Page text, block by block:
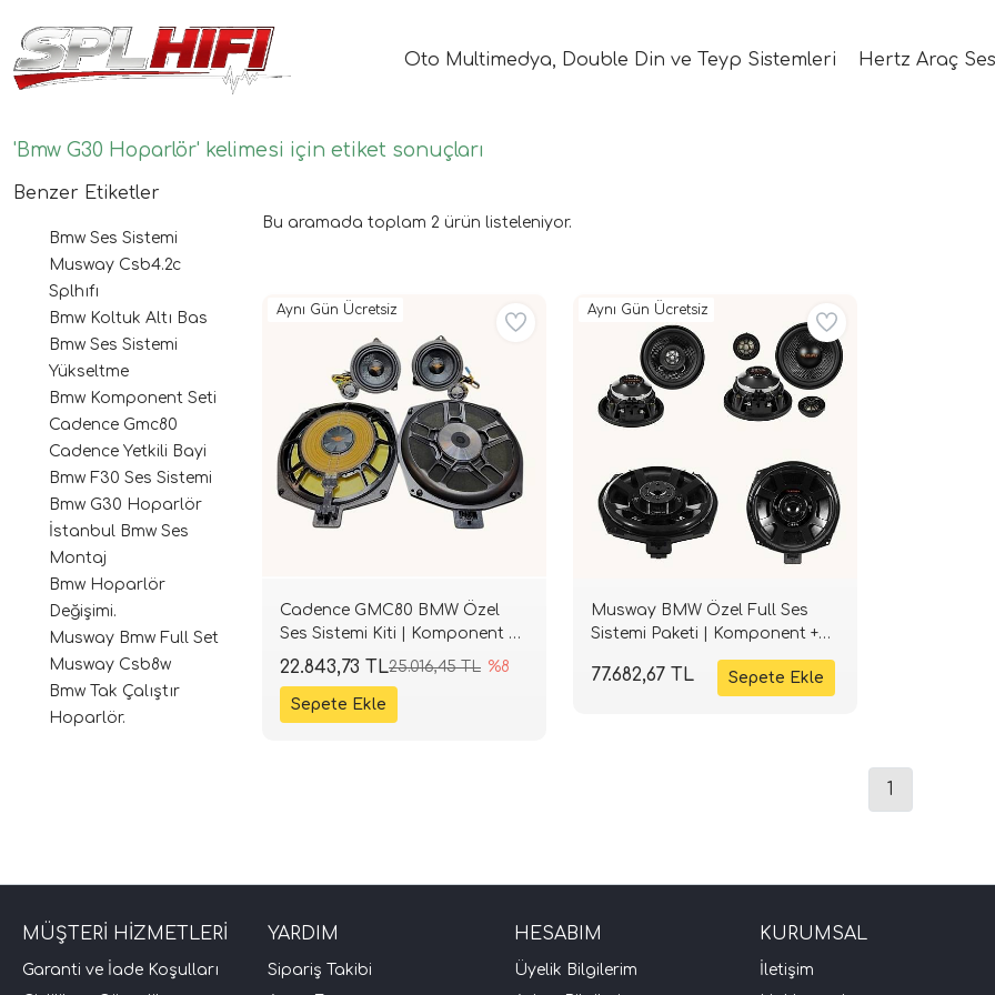
Oto Multimedya, Double Din ve Teyp Sistemleri Hertz Araç
'Bmw G30 Hoparlör' kelimesi için etiket sonuçları
Benzer Etiketler
Bmw Ses Sistemi
Musway Csb4.2c
Splhıfı
Bmw Koltuk Altı Bas
Bmw Ses Sistemi
Yükseltme
Bmw Komponent Seti
Cadence Gmc80
Cadence Yetkili Bayi
Bmw F30 Ses Sistemi
Bmw G30 Hoparlör
İstanbul Bmw Ses
Montaj
Bmw Hoparlör
Değişimi.
Musway Bmw Full Set
Musway Csb8w
Bmw Tak Çalıştır
Hoparlör.
Bu aramada toplam 2 ürün listeleniyor.
Cadence GMC80 BMW Özel
Ses Sistemi Kiti | Komponent ve
Koltuk Altı Bas Seti | SPLHIFI
25.016,45 TL %8
22.843,73 TL
Aynı Gün Ücretsiz
Musway BMW Özel Full Ses
Sistemi Paketi | Komponent +
Koaksiyel + 2 Adet Subwoofer |
SPLHIFI
77.682,67 TL
Aynı Gün Ücretsiz
1
MÜŞTERİ HİZMETLERİ
Garanti ve İade Koşulları
YARDIM
Sipariş Takibi
HESABIM
Üyelik Bilgilerim
KURUMSAL
İletişim